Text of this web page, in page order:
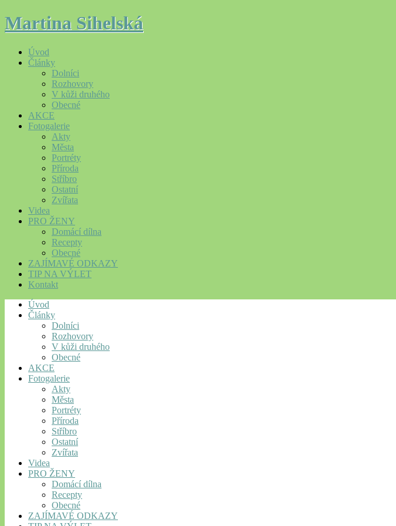
Martina Sihelská
Úvod
Články
Dolníci
Rozhovory
V kůži druhého
Obecné
AKCE
Fotogalerie
Akty
Města
Portréty
Příroda
Stříbro
Ostatní
Zvířata
Videa
PRO ŽENY
Domácí dílna
Recepty
Obecné
ZAJÍMAVÉ ODKAZY
TIP NA VÝLET
Kontakt
Úvod
Články
Dolníci
Rozhovory
V kůži druhého
Obecné
AKCE
Fotogalerie
Akty
Města
Portréty
Příroda
Stříbro
Ostatní
Zvířata
Videa
PRO ŽENY
Domácí dílna
Recepty
Obecné
ZAJÍMAVÉ ODKAZY